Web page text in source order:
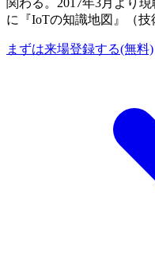
関わる。2017年3月より
に『IoTの知識地図』（技
まずは来場登録する(無料)